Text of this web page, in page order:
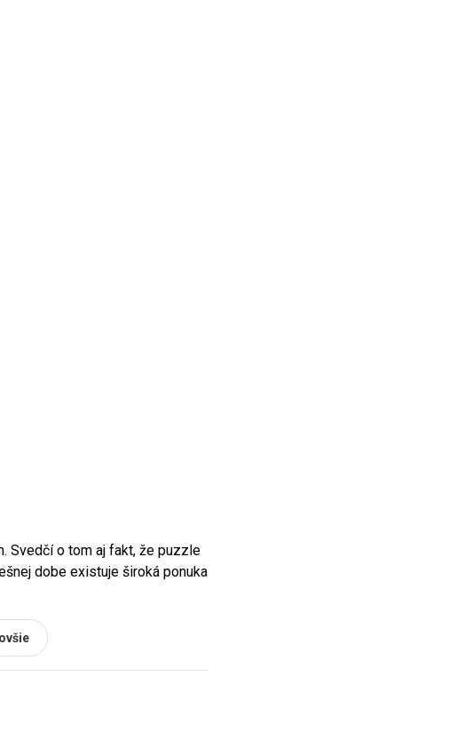
Svedčí o tom aj fakt, že puzzle
dobe existuje široká ponuka
ju skutočne zaujme.